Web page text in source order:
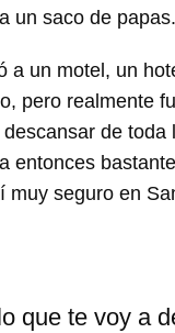
un saco de papas.
a un motel, un
pero realmente
de toda
entonces
muy seguro en
que te voy a